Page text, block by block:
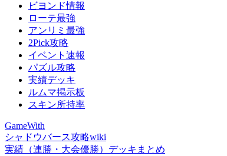
ビヨンド情報
ローテ最強
アンリミ最強
2Pick攻略
イベント速報
パズル攻略
実績デッキ
ルムマ掲示板
スキン所持率
GameWith
シャドウバース攻略wiki
実績（連勝・大会優勝）デッキまとめ